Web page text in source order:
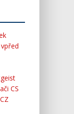
CS